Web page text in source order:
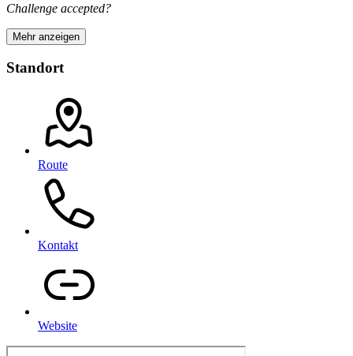
Challenge accepted?
Mehr anzeigen
Standort
Route
Kontakt
Website